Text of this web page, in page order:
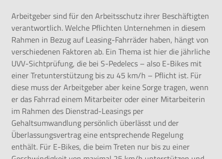
Arbeitgeber sind für den Arbeitsschutz ihrer Beschäftigten
verantwortlich. Welche Pflichten Unternehmen in diesem
Rahmen in Bezug auf Leasing-Fahrräder haben, hängt von
verschiedenen Faktoren ab. Ein Thema ist hier die jährliche
UVV-Sichtprüfung, die bei S-Pedelecs – also E-Bikes mit
einer Tretunterstützung bis zu 45 km/h – Pflicht ist. Für
diese muss der Arbeitgeber aber keine Sorge tragen, wenn
er das Fahrrad einem Mitarbeiter oder einer Mitarbeiterin
im Rahmen des Dienstrad-Leasings per
Gehaltsumwandlung persönlich überlässt und der
Überlassungsvertrag eine entsprechende Regelung
enthält. Für E-Bikes, die beim Treten nur bis zu einer